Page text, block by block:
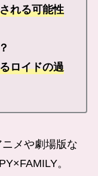
れる可能性
ロイドの過
メや劇場版な
。